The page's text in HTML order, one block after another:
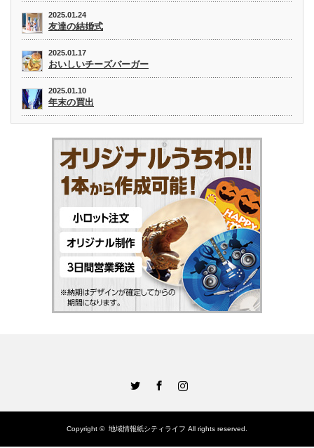
2025.01.24
友達の結婚式
2025.01.17
おいしいチーズバーガー
2025.01.10
年末の買出
Copyright © 地域情報紙シティライフ All rights reserved.